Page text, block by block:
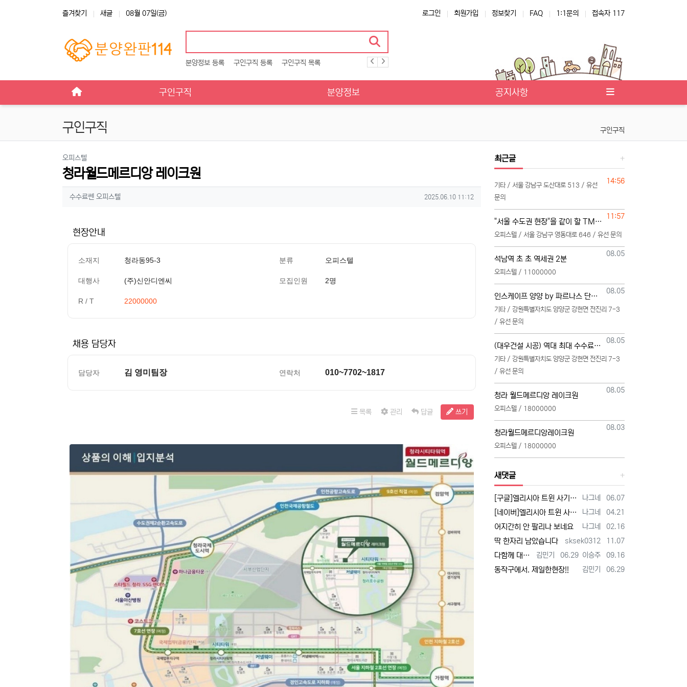
즐겨찾기 새글 08월 07일(금) 로그인 회원가입 정보찾기 FAQ 1:1문의 접속자 117
분양정보 등록 구인구직 등록 구인구직 목록
구인구직 분양정보 공지사항
구인구직 구인구직
오피스텔
청라월드메르디앙 레이크원
작성자 정보
수수료쎈 오피스텔 작성일
2025.06.10 11:12
현장안내
소재지 청라동95-3 분류 오피스텔
대행사 (주)신안디엔씨 모집인원 2명
R / T 22000000
채용 담당자
담당자 김 영미팀장 연락처 010~7702~1817
목록 관리 답글 쓰기
본문
최근글
등록일
14:56
기타 / 서울 강남구 도산대로 513 / 유선
문의
등록일
11:57
"서울 수도권 현장"을 같이 할 TM 단독 단일 영업본부 팀 선착순 모집
오피스텔 / 서울 강남구 영동대로 646 / 유선 문의
등록일
08.05
석남역 초 초 역세권 2분
오피스텔 / 11000000
등록일
08.05
인스케이프 양양 by 파르나스 단일 본부 모집
기타 / 강원특별자치도 양양군 강현면 전진리 7-3
/ 유선 문의
등록일
08.05
(대우건설 시공) 역대 최대 수수료 지급, 단독 단일 영업본부 선착순 모집 (팀,팀원 개별문의 가능)
기타 / 강원특별자치도 양양군 강현면 전진리 7-3
/ 유선 문의
등록일
08.05
청라 월드메르디앙 레이크원
오피스텔 / 18000000
등록일
08.03
청라월드메르디앙레이크원
오피스텔 / 18000000
새댓글
등록자
나그네 등록일
06.07
[구글]엘리시아 트윈 사기 - 검색
등록자
나그네 등록일
04.21
[네이버]엘리시아 트윈 사기 - 검색
등록자
나그네 등록일
02.16
어지간히 안 팔리나 보네요
등록자
sksek0312 등록일
11.07
딱 한자리 남았습니다
등록자
이승주 등록일
09.16
등록자
김민기 등록일
06.29
다함께 대박납니다.
등록자
김민기 등록일
06.29
동작구에서. 제일한현장!!